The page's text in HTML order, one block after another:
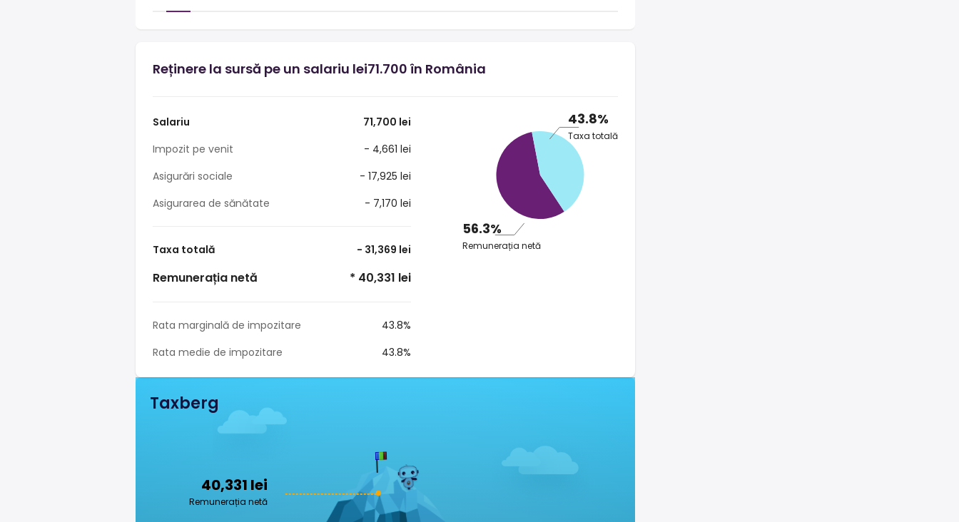
Reținere la sursă pe un salariu lei71.700 în România
Salariu
71,700 lei
Impozit pe venit
- 4,661 lei
Asigurări sociale
- 17,925 lei
Asigurarea de sănătate
- 7,170 lei
Taxa totală - 31,369 lei
Remunerația netă * 40,331 lei
Rata marginală de impozitare
43.8%
Rata medie de impozitare
43.8%
43.8%
Taxa totală
56.3%
Remunerația netă
Taxberg
40,331 lei
Remunerația netă